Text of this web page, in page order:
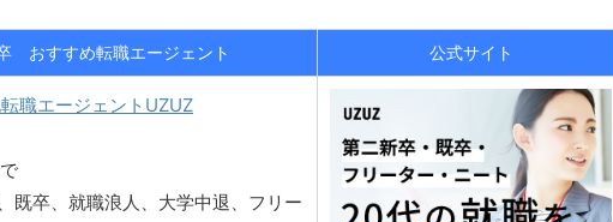
おすすめ転職エージェント 公式サイト
職エージェントUZUZ
既卒、就職浪人、大学中退、フリー